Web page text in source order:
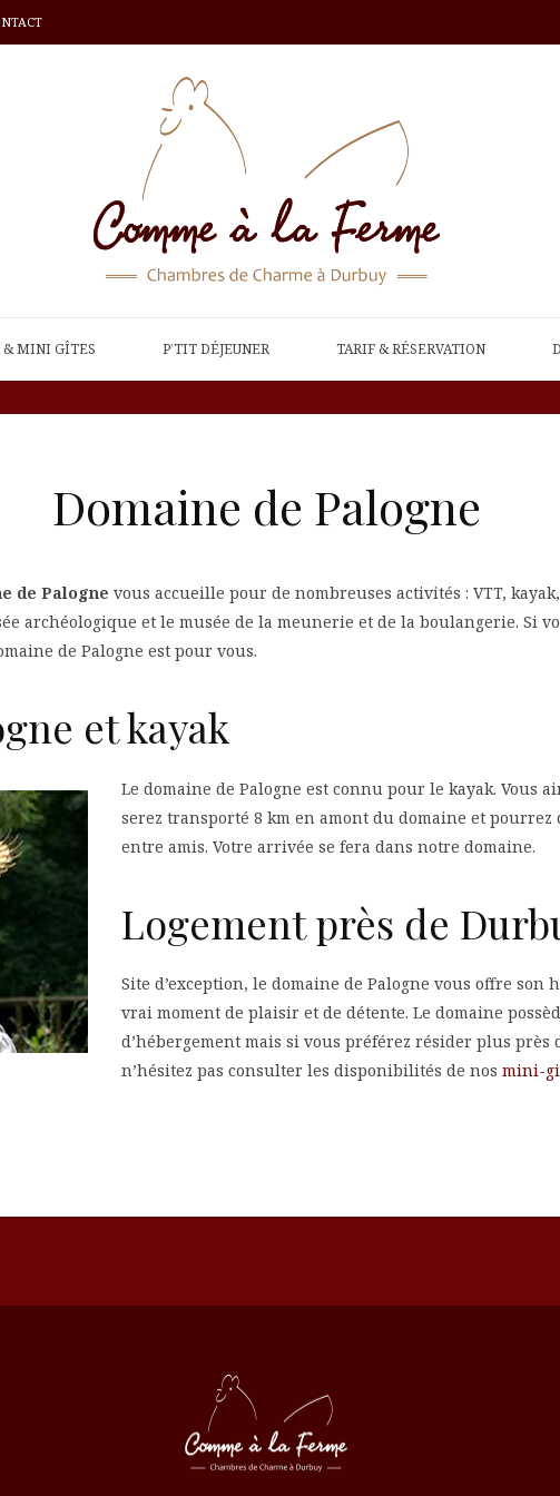
& MINI GÎTES P’TIT DÉJEUNER TARIF & RÉSERVATION
Domaine de Palogne
de Palogne vous accueille pour de nombreuses activités : VTT,
archéologique et le musée de la meunerie et de la boulangerie. Si
de Palogne est pour vous.
et kayak
Le domaine de Palogne est connu pour le kayak. Vous
serez transporté 8 km en amont du domaine et
entre amis. Votre arrivée se fera dans notre domaine.
Logement près de
Site d’exception, le domaine de Palogne vous offre
vrai moment de plaisir et de détente. Le domaine
d’hébergement mais si vous préférez résider plus
n’hésitez pas consulter les disponibilités de nos mini-